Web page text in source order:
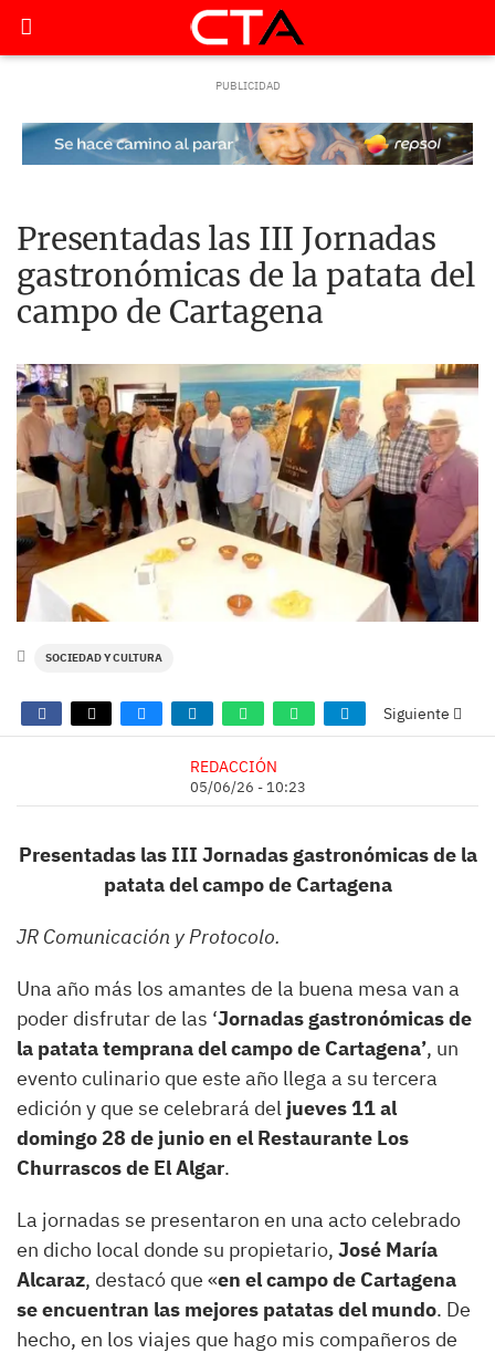
Presentadas las III Jornadas
gastronómicas de la patata del
campo de Cartagena
SOCIEDAD Y CULTURA
Siguiente
REDACCIÓN
05/06/26 - 10:23
Presentadas las III Jornadas gastronómicas de la
patata del campo de Cartagena
JR Comunicación y Protocolo.
Una año más los amantes de la buena mesa van a
poder disfrutar de las ‘Jornadas gastronómicas de
la patata temprana del campo de Cartagena’, un
evento culinario que este año llega a su tercera
edición y que se celebrará del jueves 11 al
domingo 28 de junio en el Restaurante Los
Churrascos de El Algar.
La jornadas se presentaron en una acto celebrado
en dicho local donde su propietario, José María
Alcaraz, destacó que «en el campo de Cartagena
se encuentran las mejores patatas del mundo. De
hecho, en los viajes que hago mis compañeros de